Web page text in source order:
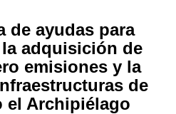
de ayudas para
adquisición de
emisiones y la
de
el Archipiélago